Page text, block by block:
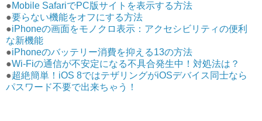
●Mobile SafariでPC版サイトを表示する方法
●要らない機能をオフにする方法
●iPhoneの画面をモノクロ表示：アクセシビリティの便利
な新機能
●iPhoneのバッテリー消費を抑える13の方法
●Wi-Fiの通信が不安定になる不具合発生中！対処法は？
●超絶簡単！iOS 8ではテザリングがiOSデバイス同士なら
パスワード不要で出来ちゃう！